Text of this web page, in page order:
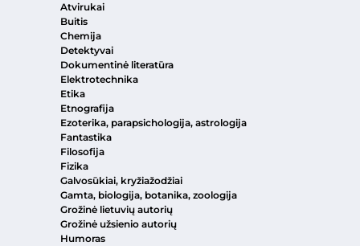
Atvirukai
Buitis
Chemija
Detektyvai
Dokumentinė literatūra
Elektrotechnika
Etika
Etnografija
Ezoterika, parapsichologija, astrologija
Fantastika
Filosofija
Fizika
Galvosūkiai, kryžiažodžiai
Gamta, biologija, botanika, zoologija
Grožinė lietuvių autorių
Grožinė užsienio autorių
Humoras